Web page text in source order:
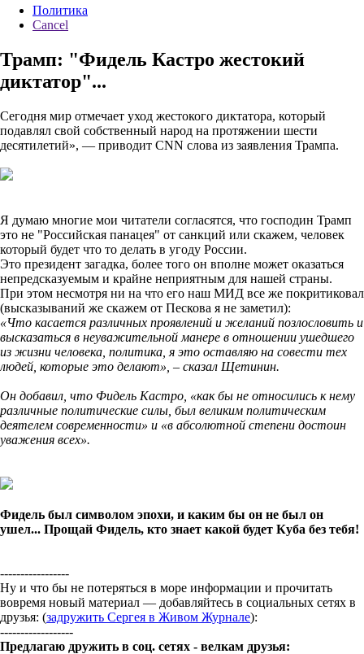
Политика
Cancel
Трамп: "Фидель Кастро жестокий
диктатор"...
Сегодня мир отмечает уход жестокого диктатора, который
подавлял свой собственный народ на протяжении шести
десятилетий», — приводит CNN слова из заявления Трампа.
Я думаю многие мои читатели согласятся, что господин Трамп
это не "Российская панацея" от санкций или скажем, человек
который будет что то делать в угоду России.
Это президент загадка, более того он вполне может оказаться
непредсказуемым и крайне неприятным для нашей страны.
При этом несмотря ни на что его наш МИД все же покритиковал
(высказываний же скажем от Пескова я не заметил):
«Что касается различных проявлений и желаний позлословить и
высказаться в неуважительной манере в отношении ушедшего
из жизни человека, политика, я это оставляю на совести тех
людей, которые это делают», – сказал Щетинин.
Он добавил, что Фидель Кастро, «как бы не относились к нему
различные политические силы, был великим политическим
деятелем современности» и «в абсолютной степени достоин
уважения всех».
Фидель был символом эпохи, и каким бы он не был он
ушел... Прощай Фидель, кто знает какой будет Куба без тебя!
-----------------
Ну и что бы не потеряться в море информации и прочитать
вовремя новый материал — добавляйтесь в социальных сетях в
друзья: (задружить Сергея в Живом Журнале):
------------------
Предлагаю дружить в соц. сетях - велкам друзья: